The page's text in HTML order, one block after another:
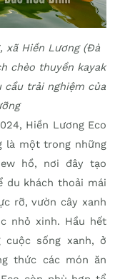
xã Hiền Lương (Đà
chèo thuyền kayak
cầu trải nghiệm của
Hiền Lương Eco
là một trong những
hồ, nơi đây tạo
du khách thoải mái
rỡ, vườn cây xanh
nhỏ xinh. Hầu hết
cuộc sống xanh, ở
thức các món ăn